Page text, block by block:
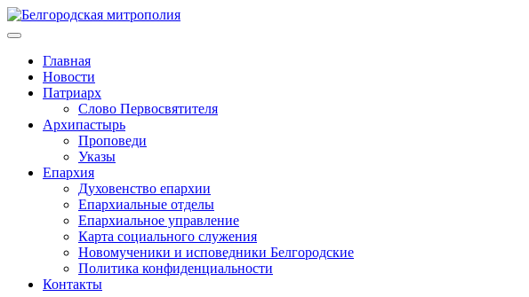
Главная
Новости
Патриарх
Слово Первосвятителя
Архипастырь
Проповеди
Указы
Епархия
Духовенство епархии
Епархиальные отделы
Епархиальное управление
Карта социального служения
Новомученики и исповедники Белгородские
Политика конфиденциальности
Контакты